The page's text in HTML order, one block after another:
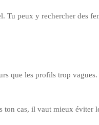
peux y rechercher des
que les profils trop
cas, il vaut mieux éviter